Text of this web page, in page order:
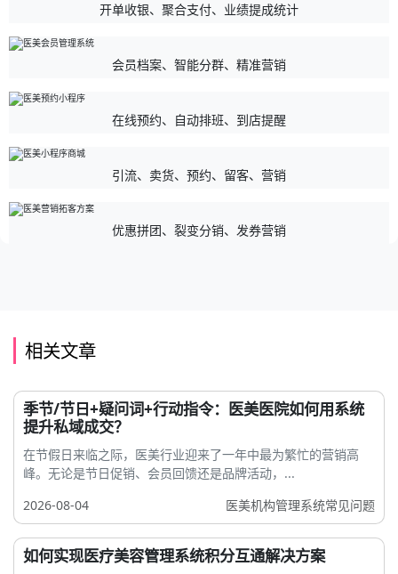
开单收银、聚合支付、业绩提成统计
会员档案、智能分群、精准营销
在线预约、自动排班、到店提醒
引流、卖货、预约、留客、营销
优惠拼团、裂变分销、发券营销
相关文章
季节/节日+疑问词+行动指令：医美医院如何用系统
提升私域成交？
在节假日来临之际，医美行业迎来了一年中最为繁忙的营销高
峰。无论是节日促销、会员回馈还是品牌活动，...
2026-08-04
医美机构管理系统常见问题
如何实现医疗美容管理系统积分互通解决方案